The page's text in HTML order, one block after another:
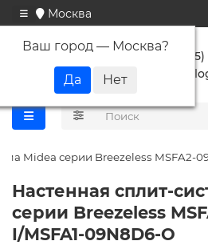
Москва
Ваш город — Москва?
+7
Midea серии Breezeless MSFA2-
Настенная сплит-
серии Breezeless
I/MSFA1-09N8D6-O